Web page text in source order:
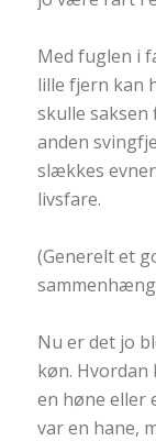
Med fuglen i
lille fjern kan
skulle saksen
anden
slækkes
livsfare.
(Generelt et
Nu er det jo
køn. Hvordan
en høne eller
var en hane,